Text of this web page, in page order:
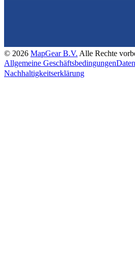
© 2026 MapGear B.V. Alle Rechte
Allgemeine Geschäftsbedingungen
Nachhaltigkeitserklärung